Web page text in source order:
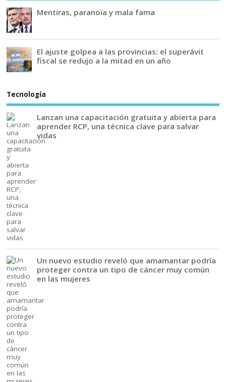
Mentiras, paranoia y mala fama
El ajuste golpea a las provincias: el superávit
fiscal se redujo a la mitad en un año
Tecnología
Lanzan una capacitación gratuita y abierta para
aprender RCP, una técnica clave para salvar
vidas
Un nuevo estudio reveló que amamantar podría
proteger contra un tipo de cáncer muy común
en las mujeres